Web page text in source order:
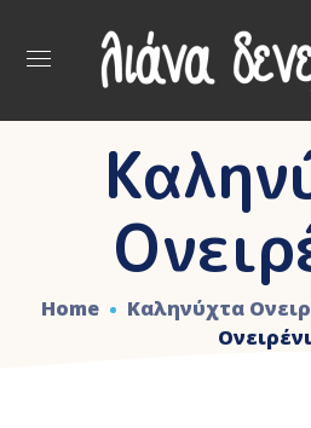
Home Καληνύχτα